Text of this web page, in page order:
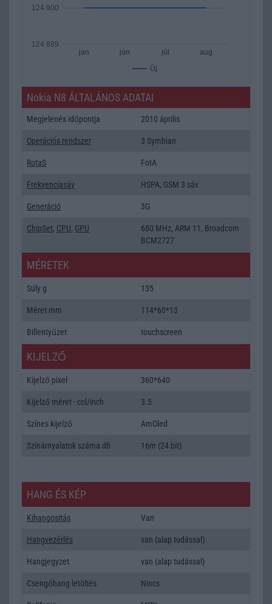
Új
jan jún júl aug
124 899
124 900
Nokia N8 ÁLTALÁNOS ADATAI
Megjelenés időpontja 2010 április
Operációs rendszer 3 Symbian
RotaS FotA
Frekvenciasáv HSPA, GSM 3 sáv
Generáció 3G
ChipSet, CPU, GPU
680 MHz, ARM 11, Broadcom
BCM2727
MÉRETEK
Súly g 135
Méret mm 114*60*13
Billentyűzet touchscreen
KIJELZŐ
Kijelző pixel 360*640
Kijelző méret - col/inch 3.5
Színes kijelző AmOled
Színárnyalatok száma db 16m (24 bit)
HANG ÉS KÉP
Kihangositás Van
Hangvezérlés van (alap tudással)
Hangjegyzet van (alap tudással)
Csengőhang letöltés Nincs